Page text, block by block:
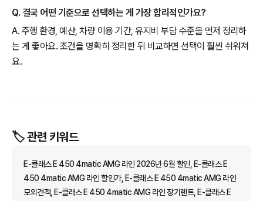
Q. 결국 어떤 기준으로 선택하는 게 가장 합리적인가요?
A. 주행 환경, 예산, 차량 이용 기간, 유지비 부담 수준을 먼저 정리하
는 게 좋아요. 조건을 명확히 정리한 뒤 비교하면 선택이 훨씬 쉬워져
요.
🏷️ 관련 키워드
E-클래스 E 450 4matic AMG 라인 2026년 6월 할인, E-클래스 E
450 4matic AMG 라인 할인가, E-클래스 E 450 4matic AMG 라인
모의견적, E-클래스 E 450 4matic AMG 라인 장기렌트, E-클래스 E